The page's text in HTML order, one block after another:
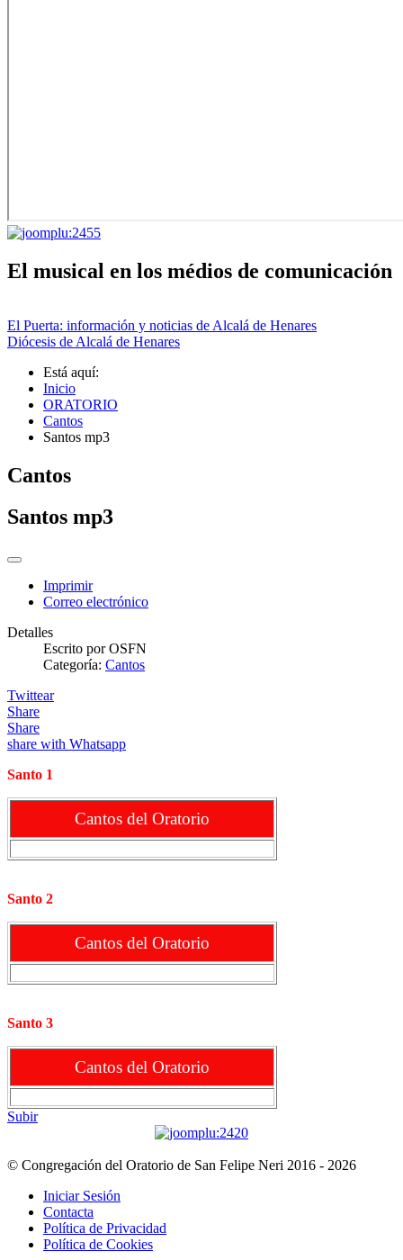
El musical en los médios de comunicación
El Puerta: información y noticias de Alcalá de Henares
Diócesis de Alcalá de Henares
Está aquí:
Inicio
ORATORIO
Cantos
Santos mp3
Cantos
Santos mp3
Imprimir
Correo electrónico
Detalles
Escrito porOSFN
Categoría: Cantos
Twittear
Share
Share
share with Whatsapp
Santo 1
Cantos del Oratorio
Santo 2
Cantos del Oratorio
Santo 3
Cantos del Oratorio
Subir
© Congregación del Oratorio de San Felipe Neri 2016 - 2026
Iniciar Sesión
Contacta
Política de Privacidad
Política de Cookies